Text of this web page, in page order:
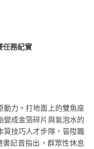
任務紀實
力。打地面上的雙魚座
變成金箔碎片與氣泡水的
質技巧人才步隊，晉陞職
書記曾指出，群眾性休息